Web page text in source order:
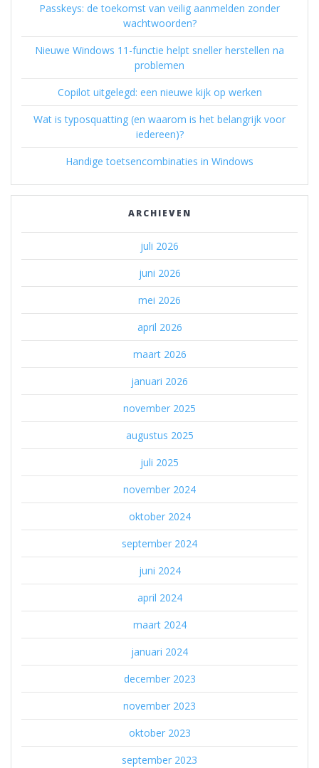
Passkeys: de toekomst van veilig aanmelden zonder
wachtwoorden?
Nieuwe Windows 11-functie helpt sneller herstellen na
problemen
Copilot uitgelegd: een nieuwe kijk op werken
Wat is typosquatting (en waarom is het belangrijk voor
iedereen)?
Handige toetsencombinaties in Windows
ARCHIEVEN
juli 2026
juni 2026
mei 2026
april 2026
maart 2026
januari 2026
november 2025
augustus 2025
juli 2025
november 2024
oktober 2024
september 2024
juni 2024
april 2024
maart 2024
januari 2024
december 2023
november 2023
oktober 2023
september 2023